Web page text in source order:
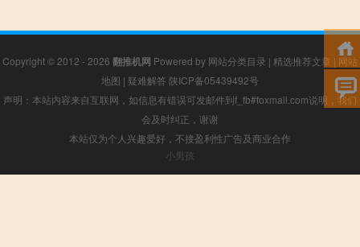
Copyright © 2012 - 2026 翻推机网 Powered by 网站分类目录 | 精选推荐文章 | 网站
地图 | 疑难解答 陕ICP备05439492号
声明：本站内容来自互联网，如信息有错误可发邮件到f_fb#foxmail.com说明，我们
会及时纠正，谢谢
本站仅为个人兴趣爱好，不接盈利性广告及商业合作
小男孩